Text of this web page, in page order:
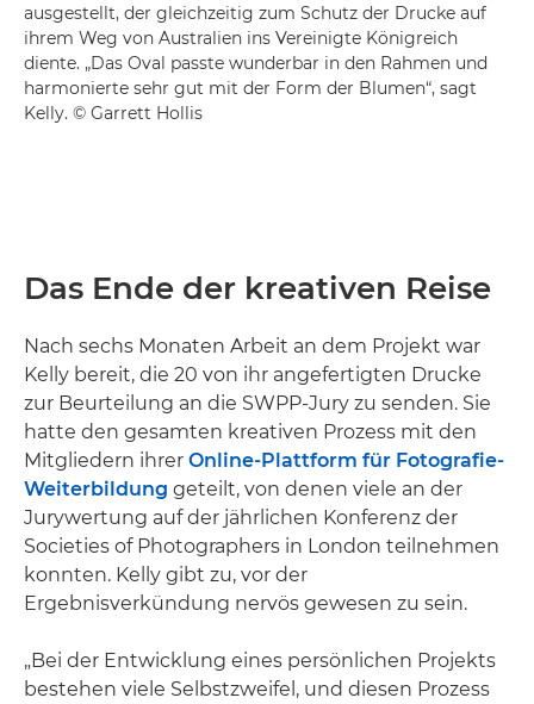
ausgestellt, der gleichzeitig zum Schutz der Drucke auf
ihrem Weg von Australien ins Vereinigte Königreich
diente. „Das Oval passte wunderbar in den Rahmen und
harmonierte sehr gut mit der Form der Blumen“, sagt
Kelly. © Garrett Hollis
Das Ende der kreativen Reise
Nach sechs Monaten Arbeit an dem Projekt war
Kelly bereit, die 20 von ihr angefertigten Drucke
zur Beurteilung an die SWPP-Jury zu senden. Sie
hatte den gesamten kreativen Prozess mit den
Mitgliedern ihrer Online-Plattform für Fotografie-
Weiterbildung geteilt, von denen viele an der
Jurywertung auf der jährlichen Konferenz der
Societies of Photographers in London teilnehmen
konnten. Kelly gibt zu, vor der
Ergebnisverkündung nervös gewesen zu sein.
„Bei der Entwicklung eines persönlichen Projekts
bestehen viele Selbstzweifel, und diesen Prozess